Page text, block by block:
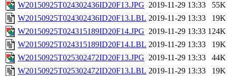
W20150925T024302436ID20F13.JPG 2019-11-29 13:33
55K
W20150925T024302436ID20F13.LBL 2019-11-29 13:33
19K
W20150925T024315189ID20F14.JPG 2019-11-29 13:33 124K
W20150925T024315189ID20F14.LBL 2019-11-29 13:33
19K
W20150925T025302472ID20F13.JPG 2019-11-29 13:33
44K
W20150925T025302472ID20F13.LBL 2019-11-29 13:33
19K